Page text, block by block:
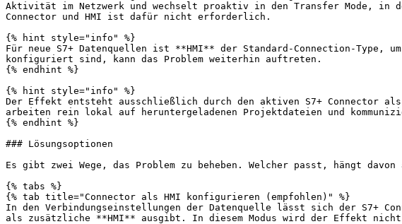
Aktivität im Netzwerk und wechselt proaktiv in den Transfer Mode, in
Connector und HMI ist dafür nicht erforderlich.
{% hint style="info" %}
Für neue S7+ Datenquellen ist **HMI** der Standard-Connection-Type,
konfiguriert sind, kann das Problem weiterhin auftreten.
{% endhint %}
{% hint style="info" %}
Der Effekt entsteht ausschließlich durch den aktiven S7+ Connector
arbeiten rein lokal auf heruntergeladenen Projektdateien und
{% endhint %}
### Lösungsoptionen
Es gibt zwei Wege, das Problem zu beheben. Welcher passt, hängt
{% tabs %}
{% tab title="Connector als HMI konfigurieren (empfohlen)" %}
In den Verbindungseinstellungen der Datenquelle lässt sich der S7+
als zusätzliche **HMI** ausgibt. In diesem Modus wird der Effekt